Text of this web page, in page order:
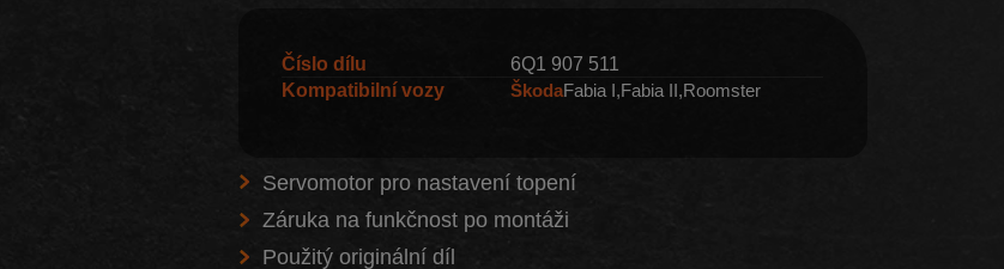
Číslo dílu
6Q1 907 511
Kompatibilní vozy
ŠkodaFabia I Fabia II Roomster
Servomotor pro nastavení topení
Záruka na funkčnost po montáži
Použitý originální díl